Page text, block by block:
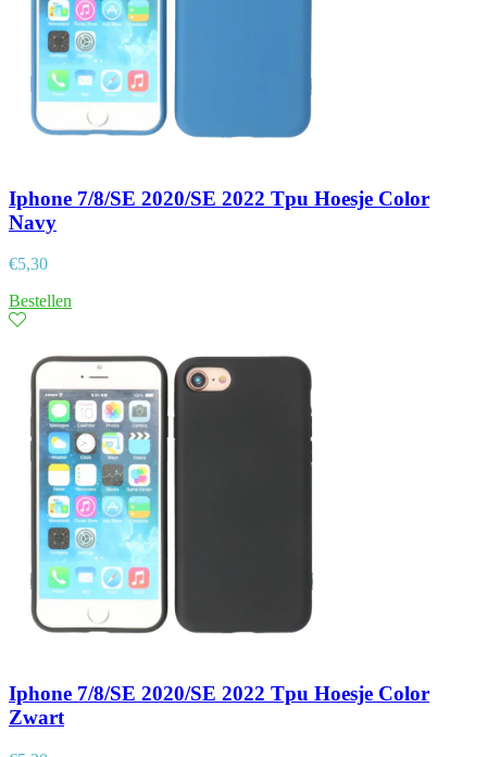
Iphone 7/8/SE 2020/SE 2022 Tpu Hoesje Color
Navy
€5,30
Bestellen
Iphone 7/8/SE 2020/SE 2022 Tpu Hoesje Color
Zwart